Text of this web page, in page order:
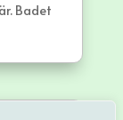
Badet